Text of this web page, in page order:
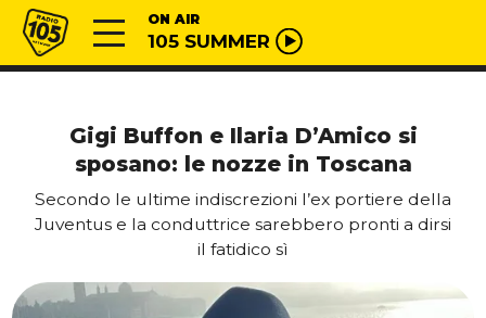
Vai al contenuto
Radio 105 ON AIR
105 SUMMER
Gigi Buffon e Ilaria D’Amico si
sposano: le nozze in Toscana
Secondo le ultime indiscrezioni l’ex portiere della
Juventus e la conduttrice sarebbero pronti a dirsi
il fatidico sì